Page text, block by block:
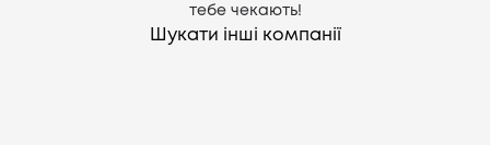
тебе чекають!
Шукати інші компанії